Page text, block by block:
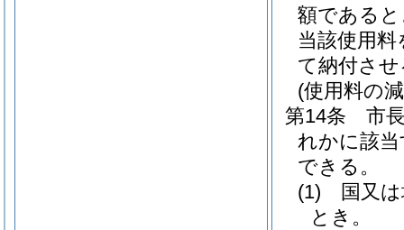
額である
当該使用
て納付さ
(使用料の
第14条
市
れかに該
できる。
(1)
国又
とき。